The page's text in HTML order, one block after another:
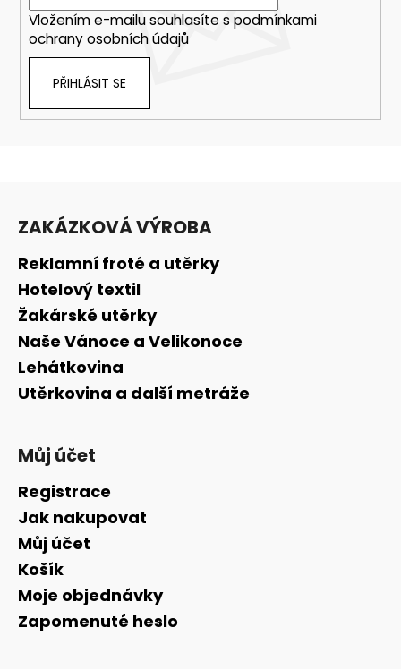
Vložením e-mailu souhlasíte s podmínkami
ochrany osobních údajů
PŘIHLÁSIT SE
ZAKÁZKOVÁ VÝROBA
Reklamní froté a utěrky
Hotelový textil
Žakárské utěrky
Naše Vánoce a Velikonoce
Lehátkovina
Utěrkovina a další metráže
Můj účet
Registrace
Jak nakupovat
Můj účet
Košík
Moje objednávky
Zapomenuté heslo